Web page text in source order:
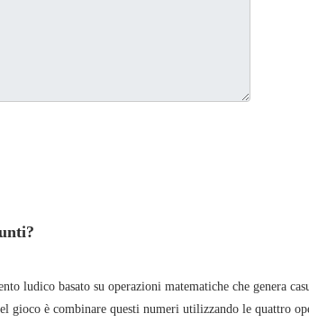
ludico basato su operazioni matematiche che genera
gioco è combinare questi numeri utilizzando le quattro